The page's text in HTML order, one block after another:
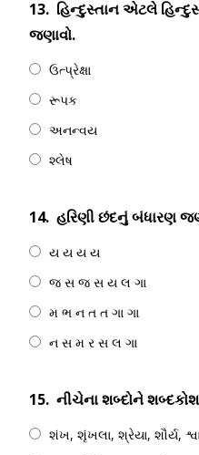
13. હિન્દુસ્તાન એટલે
જણાવો.
ઉત્પ્રેક્ષા
રૂપક
અનન્વય
શ્લેષ
14. હરિણી છંદનું બંધારણ
ય ય ય ય
જ સ જ સ ય લ ગા
મ ભ ન ત ત ગા ગા
ન સ મ ર સ લ ગા
15. નીચેના શબ્દોને
શંખ, શૃંખલા, શ્રેયા, શૌર્ય,